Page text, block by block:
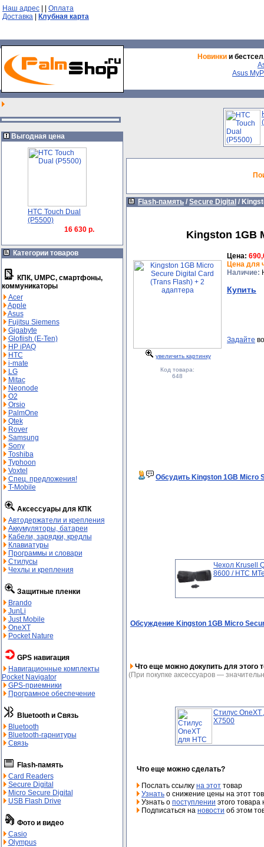
Наш адрес
Оплата
Доставка
Клубная карта
Новинки и
Asus
Выгодная цена
HTC Touch Dual
(P5500)
16 630 р.
Категории товаров
КПК, UMPC, смартфоны,
коммуникаторы
Acer
Apple
Asus
Fujitsu Siemens
Gigabyte
Glofiish (E-Ten)
HP iPAQ
HTC
i-mate
LG
Mitac
Neonode
O2
Orsio
PalmOne
Qtek
Rover
Samsung
Sony
Toshiba
Typhoon
Voxtel
Спец. предложения!
T-Mobile
Аксессуары для КПК
Автодержатели и крепления
Аккумуляторы, батареи
Кабели, зарядки, кредлы
Клавиатуры
Программы и словари
Стилусы
Чехлы и крепления
Защитные пленки
Brando
JunLi
Just Mobile
OneXT
Pocket Nature
GPS навигация
Навигационные комплекты
Pocket Navigator
GPS-приемники
Програмное обеспечение
Bluetooth и Связь
Bluetooth
Bluetooth-гарнитуры
Связь
Flash-память
Card Readers
Secure Digital
Micro Secure Digital
USB Flash Drive
Фото и видео
Casio
Olympus
Flash-память / Secure Digital /
Kingston 1GB
увеличить картинку
Код товара:
648
Цена:
Цена для
Наличие:
Купить
Задайте
Обсудить Kingston 1GB Micro
Чехол Krusell
8600 / HTC
Обсуждение Kingston 1GB Micro
Что еще можно докупить для этого
(При покупке аксессуаров —
Стилус
Х7500
Что еще можно сделать?
Послать ссылку на этот товар
Узнать о снижение цены на этот
Узнать о поступлении этого товара
Подписаться на новости об этом